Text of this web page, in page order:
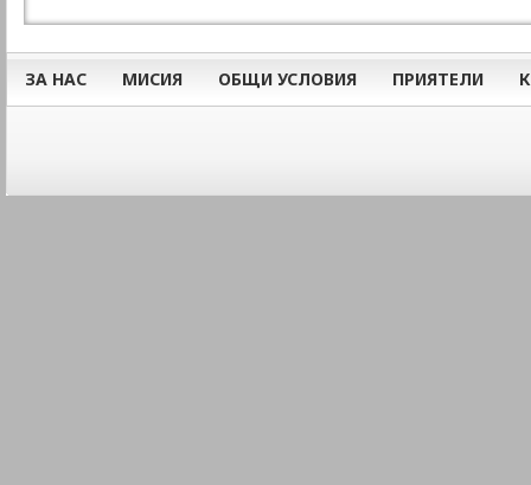
ЗА НАС МИСИЯ ОБЩИ УСЛОВИЯ ПРИЯТЕЛИ